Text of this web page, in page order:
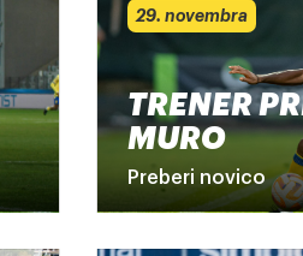
29. novembra
TRENER
MURO
Preberi novico